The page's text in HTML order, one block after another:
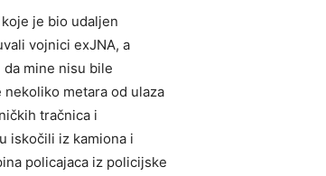
je bio udaljen
vojnici exJNA, a
mine nisu bile
metara od ulaza
tračnica i
iskočili iz kamiona i
policajaca iz policijske